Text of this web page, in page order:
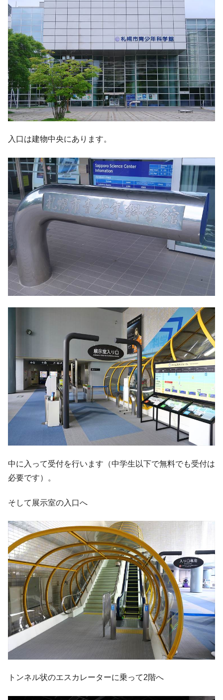
入口は建物中央にあります。
中に入って受付を行います（中学生以下で無料でも受付は
必要です）。
そして展示室の入口へ
トンネル状のエスカレーターに乗って2階へ